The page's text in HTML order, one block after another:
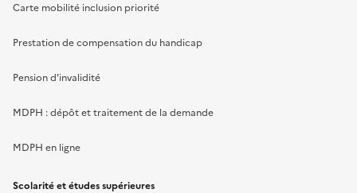
Carte mobilité inclusion priorité
Prestation de compensation du handicap
Pension d'invalidité
MDPH : dépôt et traitement de la demande
MDPH en ligne
Scolarité et études supérieures